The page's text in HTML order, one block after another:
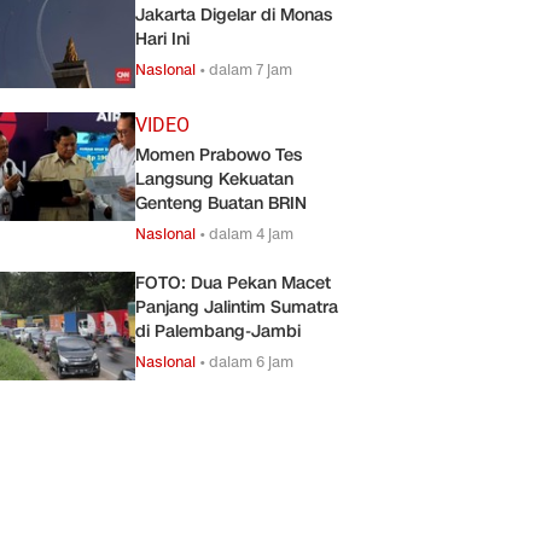
Jakarta Digelar di Monas
Hari Ini
Nasional •dalam 7 jam
VIDEO
Momen Prabowo Tes
Langsung Kekuatan
Genteng Buatan BRIN
Nasional •dalam 4 jam
FOTO: Dua Pekan Macet
Panjang Jalintim Sumatra
di Palembang-Jambi
Nasional •dalam 6 jam